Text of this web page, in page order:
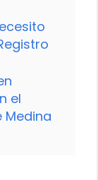
el
Medina